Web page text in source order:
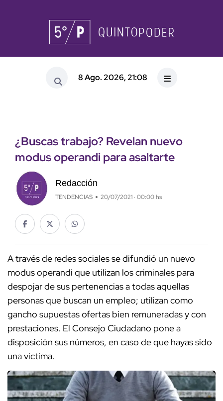
8 Ago. 2026, 21:08
¿Buscas trabajo? Revelan nuevo
modus operandi para asaltarte
Redacción
TENDENCIAS 20/07/2021 · 00:00 hs
A través de redes sociales se difundió un nuevo
modus operandi que utilizan los criminales para
despojar de sus pertenencias a todas aquellas
personas que buscan un empleo; utilizan como
gancho supuestas ofertas bien remuneradas y con
prestaciones. El Consejo Ciudadano pone a
disposición sus números, en caso de que hayas sido
una víctima.